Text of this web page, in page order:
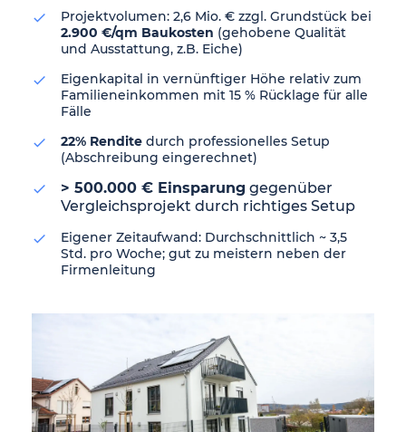
Projektvolumen: 2,6 Mio. € zzgl. Grundstück bei
2.900 €/qm Baukosten (gehobene Qualität
und Ausstattung, z.B. Eiche)
Eigenkapital in vernünftiger Höhe relativ zum
Familieneinkommen mit 15 % Rücklage für alle
Fälle
22% Rendite durch professionelles Setup
(Abschreibung eingerechnet)
> 500.000 € Einsparung gegenüber
Vergleichsprojekt durch richtiges Setup
Eigener Zeitaufwand: Durchschnittlich ~ 3,5
Std. pro Woche; gut zu meistern neben der
Firmenleitung